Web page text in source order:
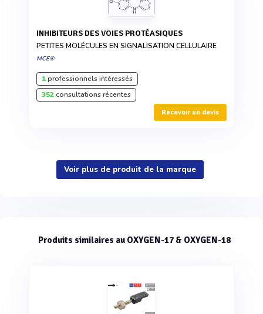
INHIBITEURS DES VOIES PROTÉASIQUES
PETITES MOLÉCULES EN SIGNALISATION CELLULAIRE
MCE®
1professionnels intéressés
352consultations récentes
Recevoir un devis
Voir plus de produit de la marque
Produits similaires au OXYGEN-17 & OXYGEN-18